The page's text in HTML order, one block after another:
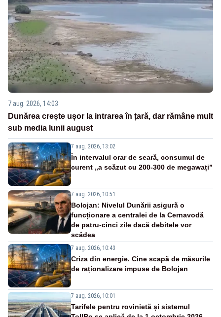
7 aug. 2026, 14:03
Dunărea crește ușor la intrarea în țară, dar rămâne mult
sub media lunii august
7 aug. 2026, 13:02
În intervalul orar de seară, consumul de
curent „a scăzut cu 200-300 de megawați”
7 aug. 2026, 10:51
Bolojan: Nivelul Dunării asigură o
funcționare a centralei de la Cernavodă
de patru-cinci zile dacă debitele vor
scădea
7 aug. 2026, 10:43
Criza din energie. Cine scapă de măsurile
de raționalizare impuse de Bolojan
7 aug. 2026, 10:01
Tarifele pentru rovinietă și sistemul